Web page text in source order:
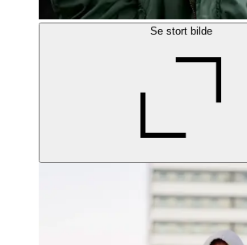
Se stort bilde